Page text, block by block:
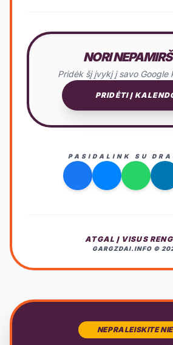
NORI
Pridėk šį įvykį į savo Google
PRIDĖTI Į
PASIDALINK SU
ATGAL Į VISUS
GARGZDAI.INFO ©
NEPRALEISKITE